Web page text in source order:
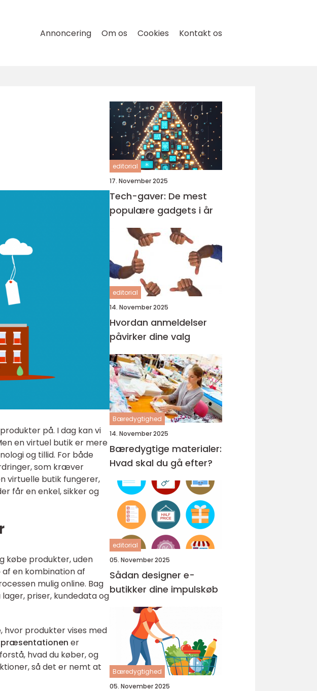
Annoncering Om os Cookies Kontakt os
på. I dag kan vi
en virtuel butik er mere
og tillid. For både
som kræver
virtuelle butik fungerer,
får en enkel, sikker og
købe produkter, uden
en kombination af
mulig online. Bag
priser, kundedata og
hvor produkter vises med
er
hvad du køber, og
så det er nemt at
editorial
17. November 2025
Tech-gaver: De mest
populære gadgets i år
editorial
14. November 2025
Hvordan anmeldelser
påvirker dine valg
Bæredygtighed
14. November 2025
Bæredygtige materialer:
Hvad skal du gå efter?
editorial
05. November 2025
Sådan designer e-
butikker dine impulskøb
Bæredygtighed
05. November 2025